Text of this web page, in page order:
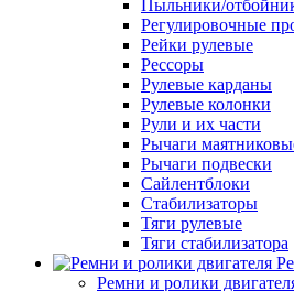
Пыльники/
Регулировочные
Рейки рулевые
Рессоры
Рулевые карданы
Рулевые колонки
Рули и их части
Рычаги
Рычаги подвески
Сайлентблоки
Стабилизаторы
Тяги рулевые
Тяги стабилизатора
Ремни и ролики